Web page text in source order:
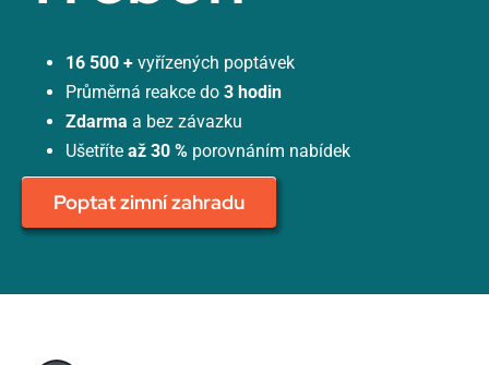
16 500 + vyřízených poptávek
Průměrná reakce do 3 hodin
Zdarma a bez závazku
Ušetříte až 30 %porovnáním nabídek
Poptat zimní zahradu